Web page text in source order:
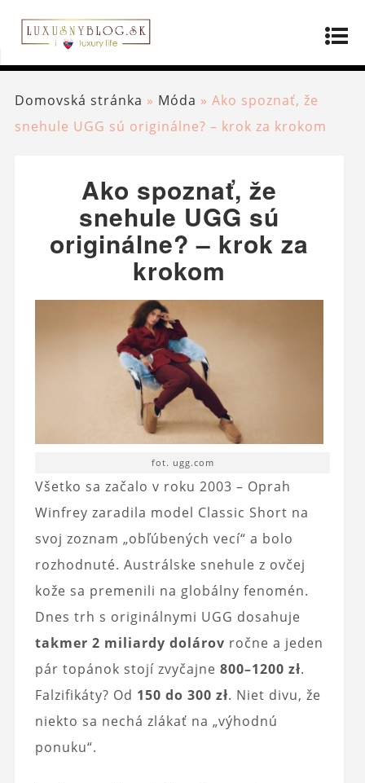
Domovská stránka » Móda » Ako spoznať, že
snehule UGG sú originálne? – krok za krokom
Ako spoznať, že
snehule UGG sú
originálne? – krok za
krokom
fot. ugg.com
Všetko sa začalo v roku 2003 – Oprah
Winfrey zaradila model Classic Short na
svoj zoznam „obľúbených vecí“ a bolo
rozhodnuté. Austrálske snehule z ovčej
kože sa premenili na globálny fenomén.
Dnes trh s originálnymi UGG dosahuje
takmer 2 miliardy dolárov ročne a jeden
pár topánok stojí zvyčajne 800–1200 zł.
Falzifikáty? Od 150 do 300 zł. Niet divu, že
niekto sa nechá zlákať na „výhodnú
ponuku“.